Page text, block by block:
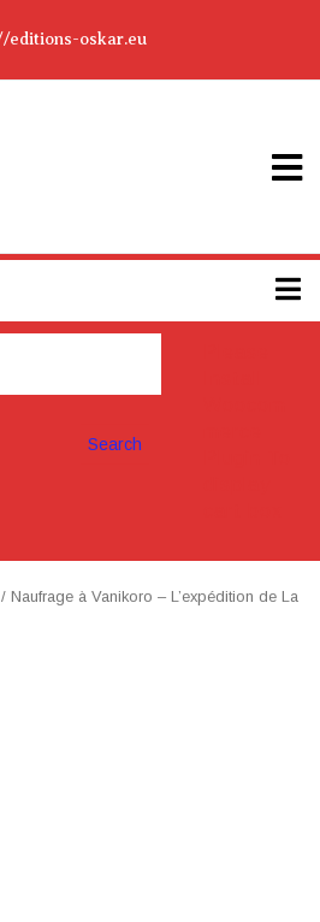
editions-oskar.eu
Search
/ Naufrage à Vanikoro – L’expédition de La